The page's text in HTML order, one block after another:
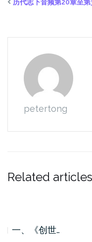
历代志下音频第20章至
petertong
Related articles
一、《创世…